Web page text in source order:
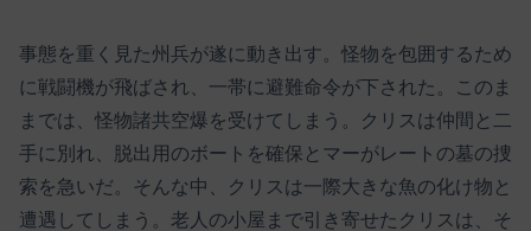
事態を重く見た州兵が遂に動き出す。怪物を包囲するため
に戦闘機が飛ばされ、一帯に避難命令が下された。このま
までは、怪物諸共空爆を受けてしまう。クリスは仲間と二
手に別れ、脱出用のボートを確保とマーがレートの墓の捜
索を急いだ。そんな中、クリスは一際大きな魚の化け物と
遭遇してしまう。老人の小屋まで引き寄せたクリスは、そ